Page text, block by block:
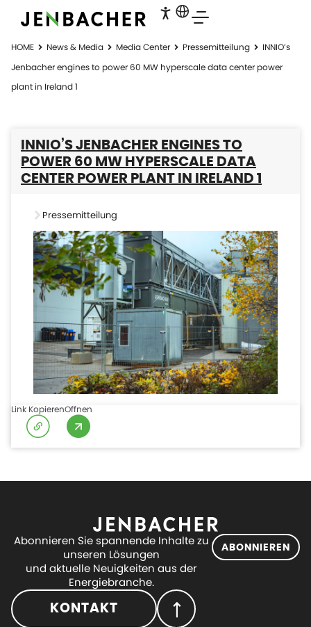
HOME News & Media Media Center Pressemitteilung
INNIO’s
Jenbacher engines to power 60 MW hyperscale data center power
plant in Ireland 1
INNIO’S JENBACHER ENGINES TO
POWER 60 MW HYPERSCALE DATA
CENTER POWER PLANT IN IRELAND 1
Pressemitteilung
Link KopierenOffnen
Abonnieren Sie spannende Inhalte zu
unseren Lösungen
und aktuelle Neuigkeiten aus der
Energiebranche.
ABONNIEREN
KONTAKT